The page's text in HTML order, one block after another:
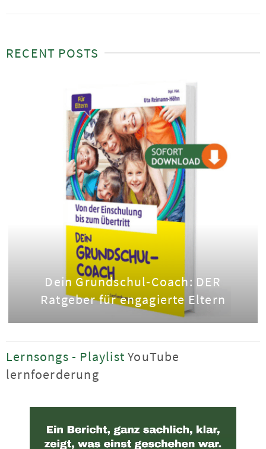
RECENT POSTS
Dein Grundschul-Coach: DER
Ratgeber für engagierte Eltern
Lernsongs - PlaylistYouTube
lernfoerderung